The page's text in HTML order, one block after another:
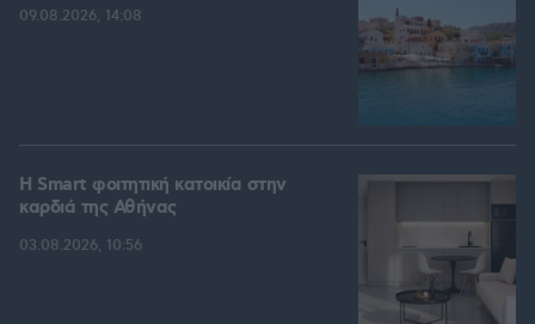
09.08.2026, 14:08
Η Smart φοιτητική κατοικία στην
καρδιά της Αθήνας
03.08.2026, 10:56